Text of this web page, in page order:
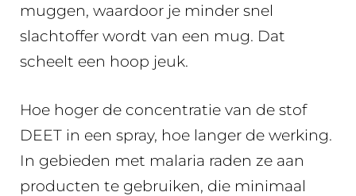
muggen, waardoor je minder snel
slachtoffer wordt van een mug. Dat
scheelt een hoop jeuk.
Hoe hoger de concentratie van de stof
DEET in een spray, hoe langer de werking.
In gebieden met malaria raden ze aan
producten te gebruiken, die minimaal